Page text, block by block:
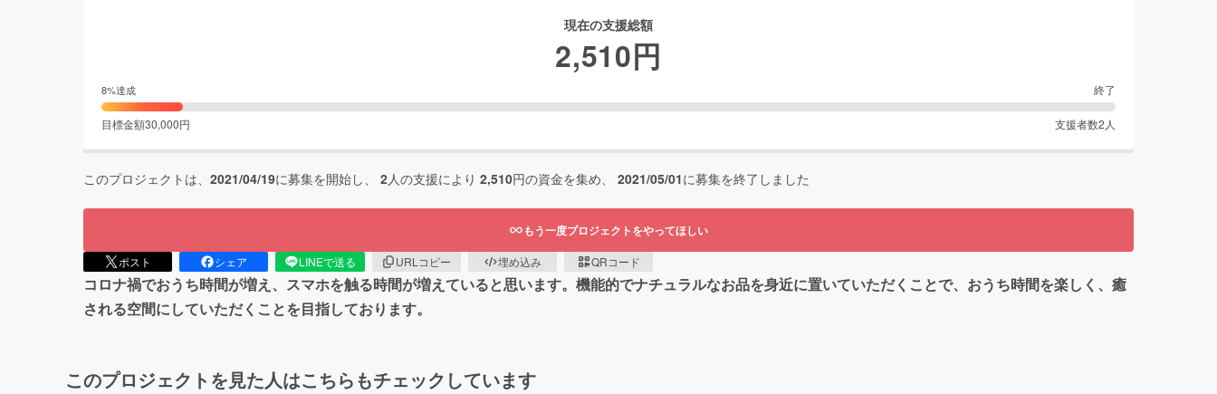
現在の支援総額
2,510円
8%達成 終了
目標金額30,000円 支援者数2人
このプロジェクトは、 2021/04/19に募集を開始し、 2人の支援により 2,510円の資金を集め、 2021/05/01に募集を終了しました
もう一度プロジェクトをやってほしい
ポスト シェア LINEで送る URLコピー 埋め込み QRコード
コロナ禍でおうち時間が増え、スマホを触る時間が増えていると思います。機能的でナチュラルなお品を身近に置いていただくことで、おうち時間を楽しく、癒
される空間にしていただくことを目指しております。
このプロジェクトを見た人はこちらもチェックしています